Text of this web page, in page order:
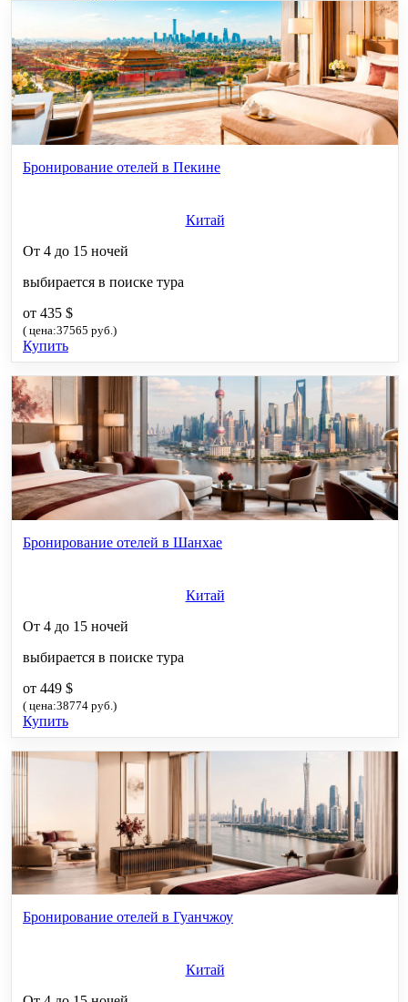
Бронирование отелей в Пекине
Китай
От 4 до 15 ночей
выбирается в поиске тура
от 435 $
( цена:37565 руб.)
Купить
Бронирование отелей в Шанхае
Китай
От 4 до 15 ночей
выбирается в поиске тура
от 449 $
( цена:38774 руб.)
Купить
Бронирование отелей в Гуанчжоу
Китай